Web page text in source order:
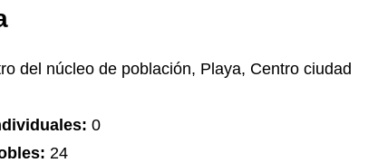
del núcleo de población, Playa, Centro ciudad
0
24